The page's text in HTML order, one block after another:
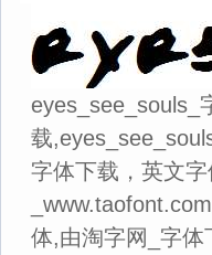
eyes_see_souls_
载
字体下载，英文
体,由淘字网_字